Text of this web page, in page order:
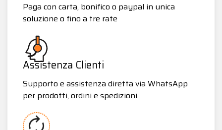
Paga con carta, bonifico o paypal in unica
soluzione o fino a tre rate
Assistenza Clienti
Supporto e assistenza diretta via WhatsApp
per prodotti, ordini e spedizioni.